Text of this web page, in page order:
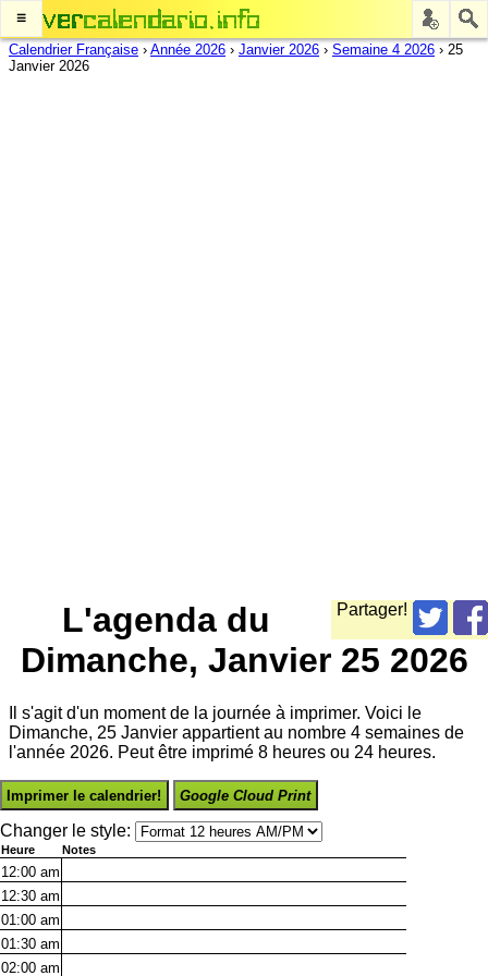
≡
Calendrier Française › Année 2026 › Janvier 2026 › Semaine 4 2026 › 25
Janvier 2026
Partager!
L'agenda du
Dimanche, Janvier 25 2026
Il s'agit d'un moment de la journée à imprimer. Voici le
Dimanche, 25 Janvier appartient au nombre 4 semaines de
l'année 2026. Peut être imprimé 8 heures ou 24 heures.
Imprimer le calendrier! Google Cloud Print
Changer le style:
Heure Notes
12:00 am
12:30 am
01:00 am
01:30 am
02:00 am